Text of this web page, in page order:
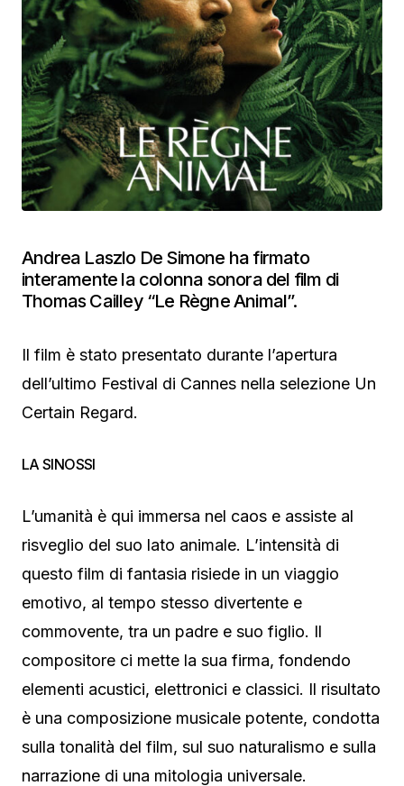
Andrea Laszlo De Simone ha firmato
interamente la colonna sonora del film di
Thomas Cailley “Le Règne Animal”.
Il film è stato presentato durante l’apertura
dell’ultimo Festival di Cannes nella selezione Un
Certain Regard.
LA SINOSSI
L’umanità è qui immersa nel caos e assiste al
risveglio del suo lato animale. L’intensità di
questo film di fantasia risiede in un viaggio
emotivo, al tempo stesso divertente e
commovente, tra un padre e suo figlio. Il
compositore ci mette la sua firma, fondendo
elementi acustici, elettronici e classici. Il risultato
è una composizione musicale potente, condotta
sulla tonalità del film, sul suo naturalismo e sulla
narrazione di una mitologia universale.